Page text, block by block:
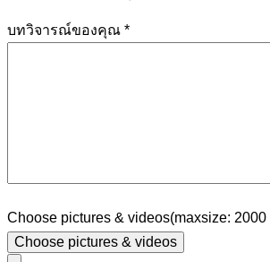
บทวิจารณ์ของคุณ *
Choose pictures & videos(maxsize:
Choose pictures & videos